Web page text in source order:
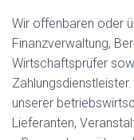
Wir offenbaren oder
Finanzverwaltung,
Wirtschaftsprüfer
unserer
Lieferanten,